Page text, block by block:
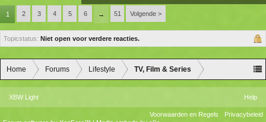
1 2 3 4 5 6 → 51 Volgende >
Topicstatus: Niet open voor verdere reacties.
Home Forums Lifestyle TV, Film & Series
XBW Light Help
Voorwaarden en Regels
Privacybeleid